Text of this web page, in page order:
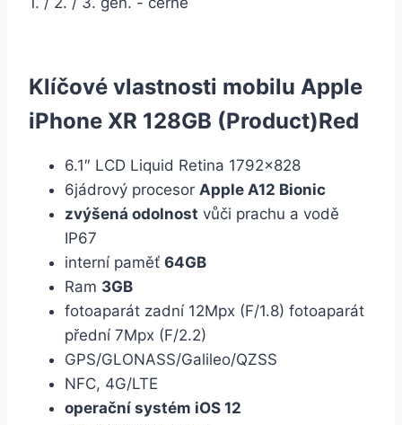
Klíčové vlastnosti mobilu Apple
iPhone XR 128GB (Product)Red
6.1″ LCD Liquid Retina 1792×828
6jádrový procesor Apple A12 Bionic
zvýšená odolnost vůči prachu a vodě
IP67
interní paměť 64GB
Ram 3GB
fotoaparát zadní 12Mpx (F/1.8) fotoaparát
přední 7Mpx (F/2.2)
GPS/GLONASS/Galileo/QZSS
NFC, 4G/LTE
operační systém iOS 12